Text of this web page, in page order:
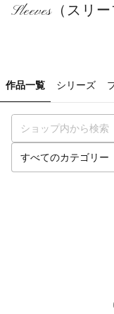
Sleeves（スリー
作品一覧 シリーズ